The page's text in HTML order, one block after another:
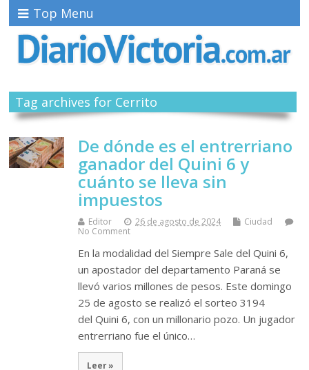
Top Menu
Tag archives for Cerrito
De dónde es el entrerriano
ganador del Quini 6 y
cuánto se lleva sin
impuestos
Editor 26 de agosto de 2024
Ciudad
No Comment
En la modalidad del Siempre Sale del Quini 6,
un apostador del departamento Paraná se
llevó varios millones de pesos. Este domingo
25 de agosto se realizó el sorteo 3194
del Quini 6, con un millonario pozo. Un jugador
entrerriano fue el único…
Leer »